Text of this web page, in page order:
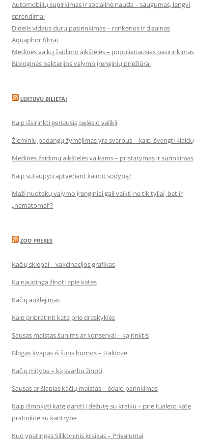
Automobilių supirkimas ir socialinė nauda – saugumas, lengvi
sprendimai
Didelis vidaus durų pasirinkimas – rankenos ir dizainas
Aquaphor filtrai
Medinės vaikų žaidimo aikštelės – populiariausias pasirinkimas
Biologinės bakterijos valymo įrenginių priežiūrai
LEKTUVU BILIETAI
Kaip išsirinkti geriausią pelėsio valiklį
Žieminių padangų žymėjimas yra svarbus – kaip išvengti klaidų
Medinės žaidimų aikštelės vaikams – pristatymas ir surinkimas
Kaip sutaupyti aptveriant kaimo sodybą?
Maži nuotekų valymo įrenginiai gali veikti ne tik tyliai, bet ir
„nematomai‘‘?
ZOO PREKES
Kačių skiepai – vakcinacijos grafikas
Ką naudinga žinoti apie kates
Kačių auklėjimas
Kaip pripratinti katę prie draskyklės
Sausas maistas šunims ar konservai – ką rinktis
Blogas kvapas iš šuns burnos – Halitozė
Kačių mityba – ką svarbu žinoti
Sausas ar šlapias kačių maistas – ėdalo parinkimas
Kaip išmokyti katę daryti į dėžutę su kraiku – prie tualeto katę
pratinkite su kantrybe
Kuo ypatingas Silikoninis kraikas – Privalumai